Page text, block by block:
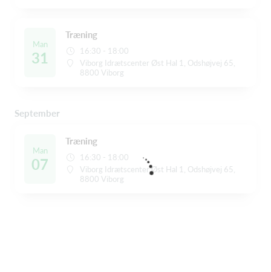
Man
31
Træning
16:30 - 18:00
Viborg Idrætscenter Øst Hal 1, Odshøjvej 65,
8800 Viborg
September
Man
07
Træning
16:30 - 18:00
Viborg Idrætscenter Øst Hal 1, Odshøjvej 65,
8800 Viborg